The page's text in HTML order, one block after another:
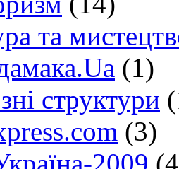
та
(1)
структури
(3)
2009